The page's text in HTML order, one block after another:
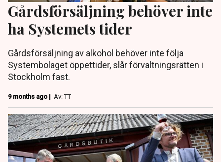
Gårdsförsäljning behöver inte
ha Systemets tider
Gårdsförsäljning av alkohol behöver inte följa
Systembolaget öppettider, slår förvaltningsrätten i
Stockholm fast.
9 months ago | Av: TT